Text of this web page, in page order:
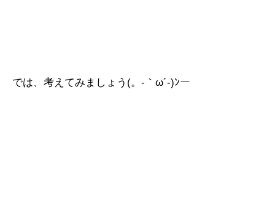
では、考えてみましょう(。-｀ω´-)ﾝー